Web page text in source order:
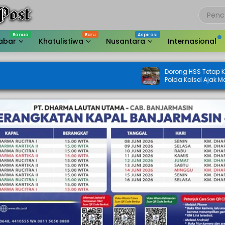
Khatulistiwa Nusantara Internasional
Dorong HSS Tetap Kondusif, Intelkam
Polda Kalsel Ajak Masyarakat Perkuat
Sinergi